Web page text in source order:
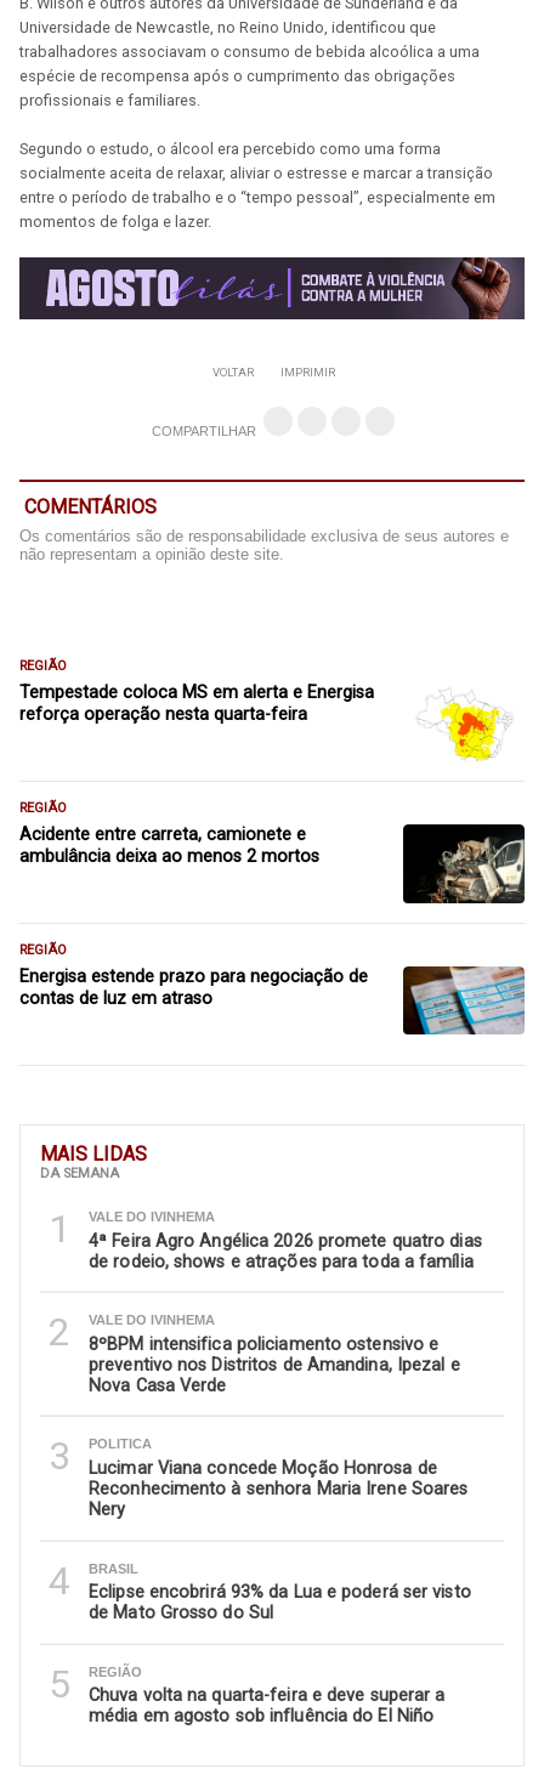
MAIS LIDAS
DA SEMANA
1 VALE DO IVINHEMA
4ª Feira Agro Angélica 2026 promete quatro dias
de rodeio, shows e atrações para toda a família
2 VALE DO IVINHEMA
8ºBPM intensifica policiamento ostensivo e
preventivo nos Distritos de Amandina, Ipezal e
Nova Casa Verde
3 POLITICA
Lucimar Viana concede Moção Honrosa de
Reconhecimento à senhora Maria Irene Soares
Nery
4 BRASIL
Eclipse encobrirá 93% da Lua e poderá ser visto
de Mato Grosso do Sul
5 REGIÃO
Chuva volta na quarta-feira e deve superar a
média em agosto sob influência do El Niño
Universidade de Newcastle, no Reino Unido, identificou que
trabalhadores associavam o consumo de bebida alcoólica a uma
espécie de recompensa após o cumprimento das obrigações
profissionais e familiares.
Segundo o estudo, o álcool era percebido como uma forma
socialmente aceita de relaxar, aliviar o estresse e marcar a transição
entre o período de trabalho e o “tempo pessoal”, especialmente em
momentos de folga e lazer.
VOLTAR IMPRIMIR
COMPARTILHAR
COMENTÁRIOS
Os comentários são de responsabilidade exclusiva de seus autores e
não representam a opinião deste site.
REGIÃO
Tempestade coloca MS em alerta e Energisa
reforça operação nesta quarta-feira
REGIÃO
Acidente entre carreta, camionete e
ambulância deixa ao menos 2 mortos
REGIÃO
Energisa estende prazo para negociação de
contas de luz em atraso